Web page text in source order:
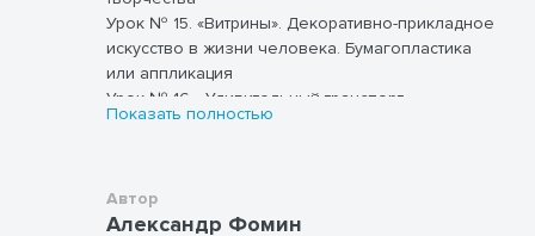
Урок № 15. «Витрины». Декоративно-прикладное
искусство в жизни человека. Бумагопластика
или аппликация
Урок № 16. «Удивительный транспорт».
Фантазийный рисунок или бумагопластика
города (села)». Панно. Коллективная работа.
Изображение и макетирование
Показать полностью
Автор
Александр Фомин